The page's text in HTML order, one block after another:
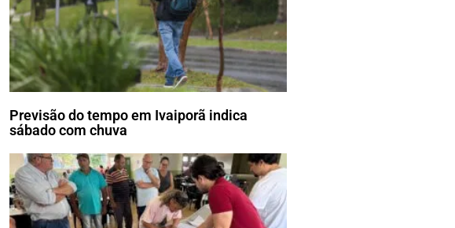
Previsão do tempo em Ivaiporã indica
sábado com chuva